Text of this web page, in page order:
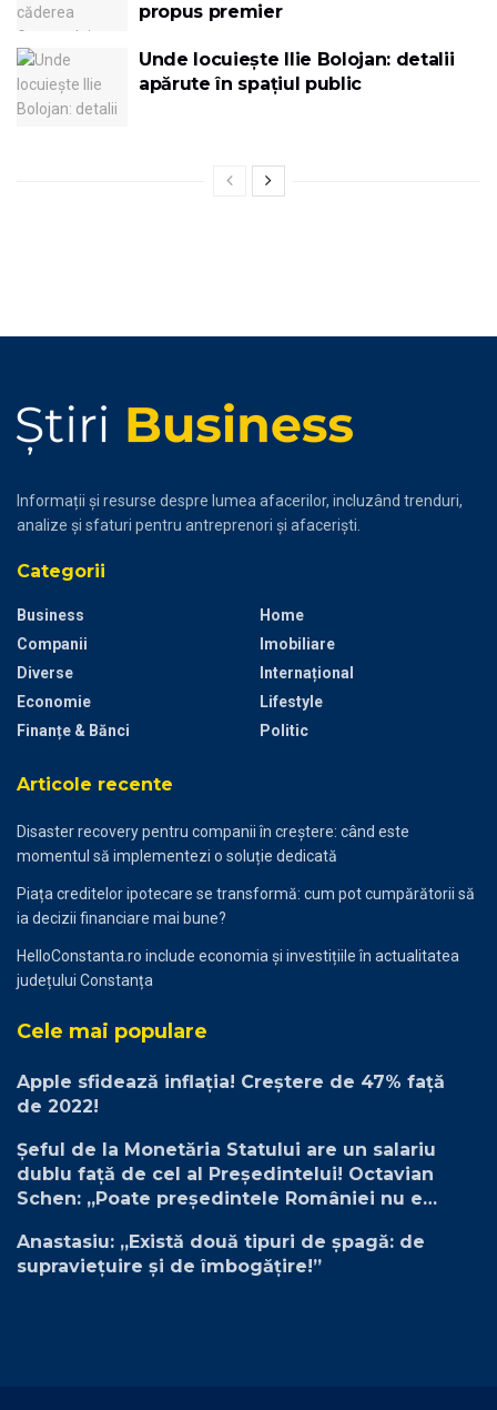
propus premier
Unde locuiește Ilie Bolojan: detalii
apărute în spațiul public
Informații și resurse despre lumea afacerilor, incluzând trenduri,
analize și sfaturi pentru antreprenori și afaceriști.
Categorii
Business
Companii
Diverse
Economie
Finanțe & Bănci
Home
Imobiliare
Internațional
Lifestyle
Politic
Articole recente
Disaster recovery pentru companii în creștere: când este
momentul să implementezi o soluție dedicată
Piața creditelor ipotecare se transformă: cum pot cumpărătorii să
ia decizii financiare mai bune?
HelloConstanta.ro include economia și investițiile în actualitatea
județului Constanța
Cele mai populare
Apple sfidează inflaţia! Creştere de 47% față
de 2022!
Șeful de la Monetăria Statului are un salariu
dublu față de cel al Președintelui! Octavian
Schen: „Poate președintele României nu e
Anastasiu: „Există două tipuri de șpagă: de
supraviețuire și de îmbogățire!”